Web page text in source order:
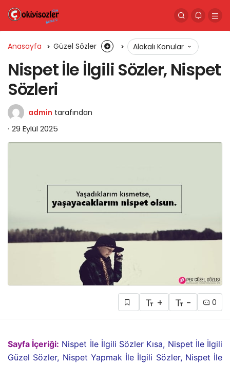
Anasayfa Güzel Sözler Alakalı Konular
Nispet İle İlgili Sözler, Nispet
Sözleri
admin tarafından
29 Eylül 2025
+ - 0
Sayfa İçeriği: Nispet İle İlgili Sözler Kısa, Nispet İle İlgili
Güzel Sözler, Nispet Yapmak İle İlgili Sözler, Nispet İle